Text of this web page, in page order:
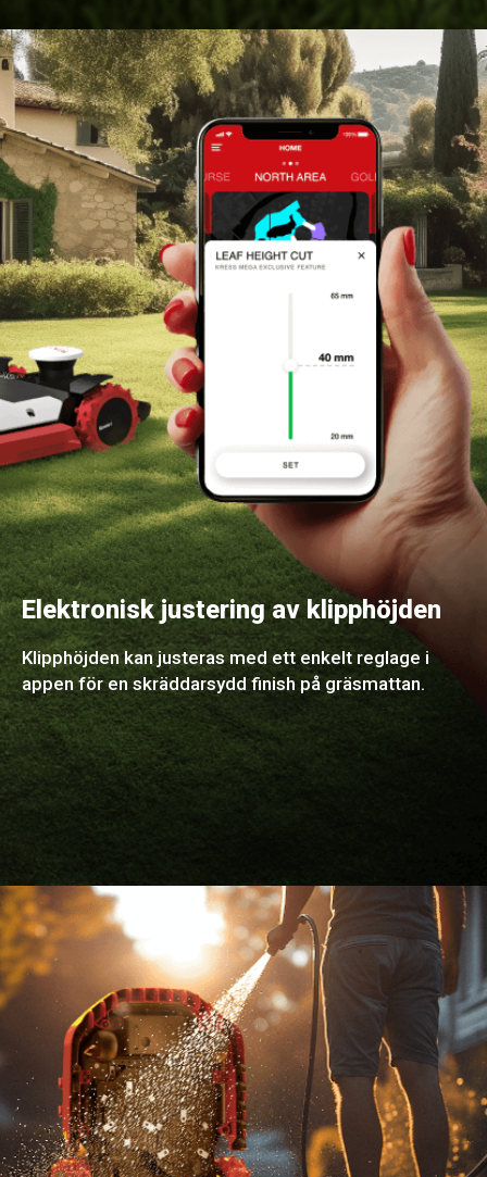
Elektronisk justering av klipphöjden
Klipphöjden kan justeras med ett enkelt reglage i
appen för en skräddarsydd finish på gräsmattan.